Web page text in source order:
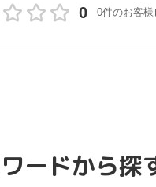
0 0件のお客様
ードから探